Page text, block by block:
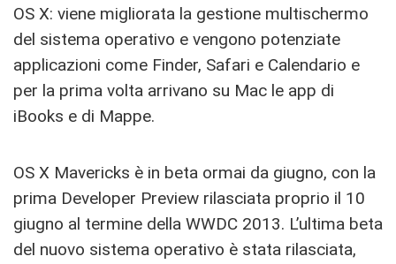
OS X: viene migliorata la gestione multischermo
del sistema operativo e vengono potenziate
applicazioni come Finder, Safari e Calendario e
per la prima volta arrivano su Mac le app di
iBooks e di Mappe.
OS X Mavericks è in beta ormai da giugno, con la
prima Developer Preview rilasciata proprio il 10
giugno al termine della WWDC 2013. L’ultima beta
del nuovo sistema operativo è stata rilasciata,